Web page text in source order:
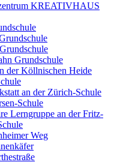
KREATIVHAUS
Grundschule
der Köllnischen Heide
an der Zürich-Schule
Schule
Lerngruppe an der Fritz-
Weg